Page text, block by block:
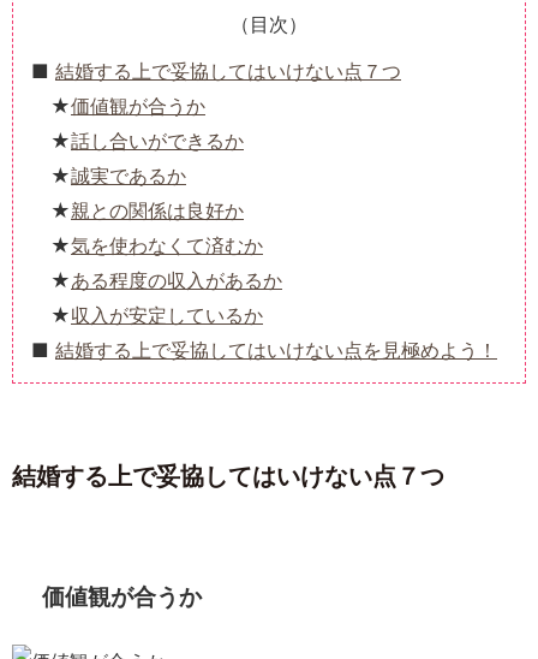
（目次）
結婚する上で妥協してはいけない点７つ
価値観が合うか
話し合いができるか
誠実であるか
親との関係は良好か
気を使わなくて済むか
ある程度の収入があるか
収入が安定しているか
結婚する上で妥協してはいけない点を見極めよう！
結婚する上で妥協してはいけない点７つ
価値観が合うか